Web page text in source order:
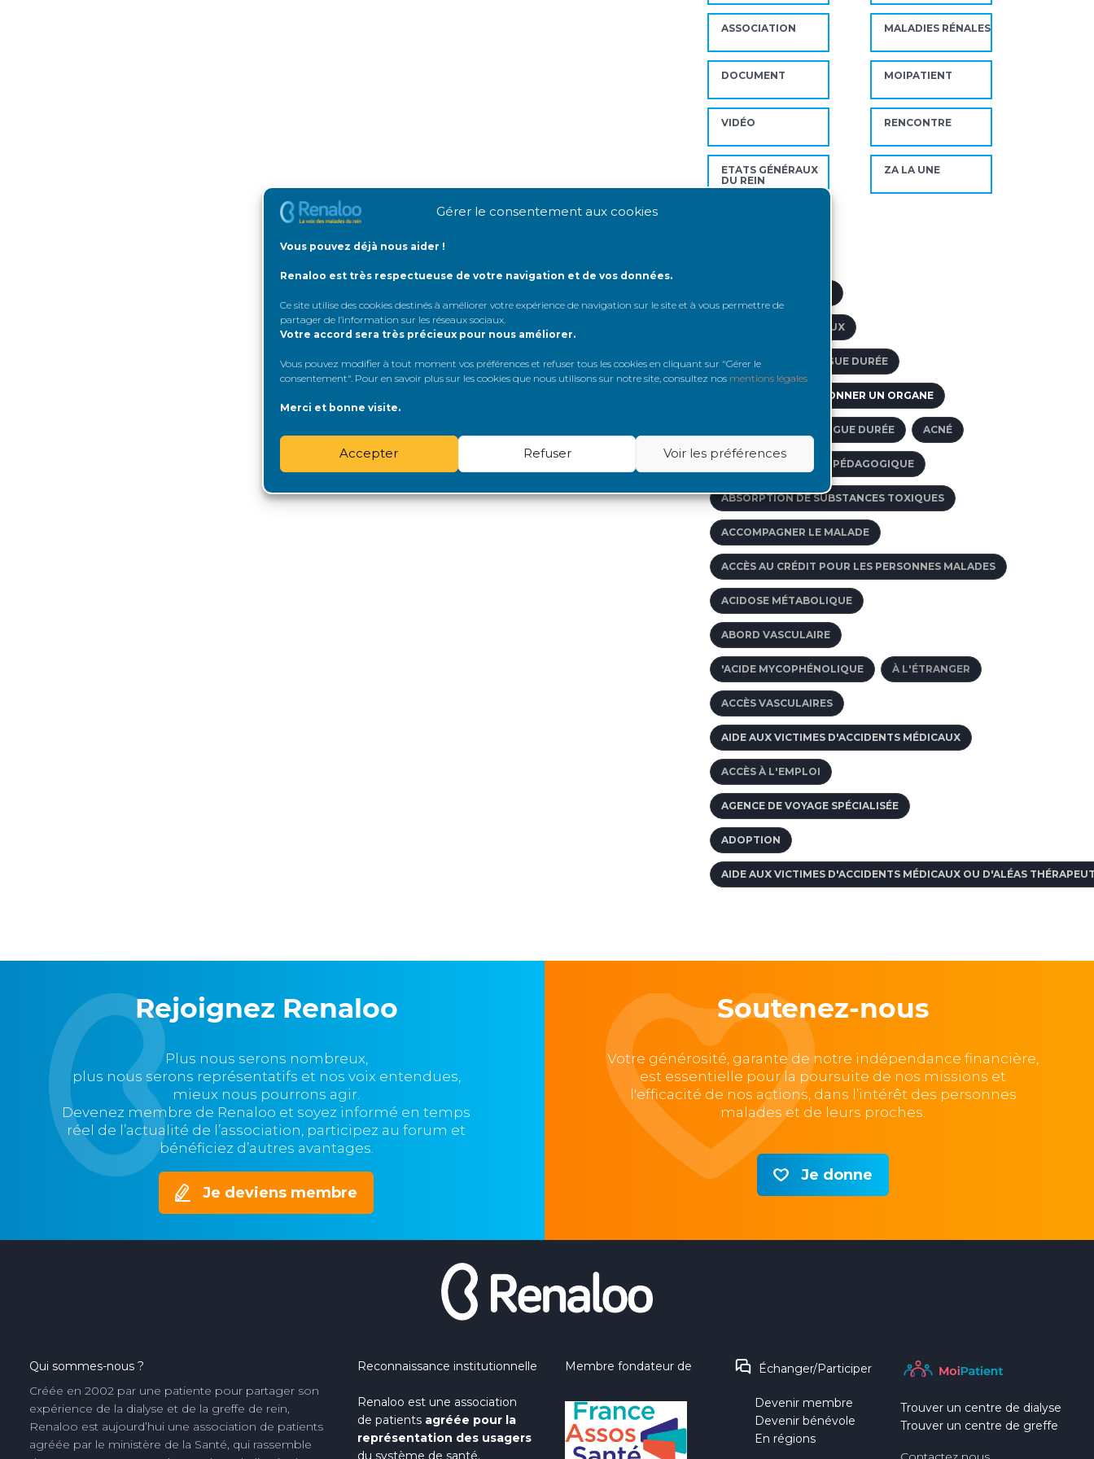
Gérer le consentement aux cookies
Vous pouvez déjà nous aider !
Renaloo est très respectueuse de votre navigation et de vos données.
Ce site utilise des cookies destinés à améliorer votre expérience de navigation sur le site et à vous permettre de
partager de l’information sur les réseaux sociaux
Votre accord sera très précieux pour nous améliorer.
Vous pouvez modifier à tout moment vos préférences et refuser tous les cookies en cliquant sur "Gérer le
consentement". Pour en savoir plus sur les cookies que nous utilisons sur notre site, consultez nos mentions légales
Merci et bonne visite.
Accepter Refuser Voir les préférences
ASSOCIATION MALADIES RÉNALES
DOCUMENT MOIPATIENT
VIDÉO RENCONTRE
ETATS GÉNÉRAUX
DU REIN
ZA LA UNE
ACTES PARAMÉDICAUX
AFFECTION DE LONGUE DURÉE
ÂGE LIMITE POUR DONNER UN ORGANE
AFFECTIONS DE LONGUE DURÉE ACNÉ
ACCOMPAGNEMENT PÉDAGOGIQUE
ABSORPTION DE SUBSTANCES TOXIQUES
ACCOMPAGNER LE MALADE
ACCÈS AU CRÉDIT POUR LES PERSONNES MALADES
ACIDOSE MÉTABOLIQUE
ABORD VASCULAIRE
'ACIDE MYCOPHÉNOLIQUE À L'ÉTRANGER
ACCÈS VASCULAIRES
AIDE AUX VICTIMES D'ACCIDENTS MÉDICAUX
ACCÈS À L'EMPLOI
AGENCE DE VOYAGE SPÉCIALISÉE
ADOPTION
AIDE AUX VICTIMES D'ACCIDENTS MÉDICAUX OU D'ALÉAS
Rejoignez Renaloo
Plus nous serons nombreux,
plus nous serons représentatifs et nos voix entendues,
mieux nous pourrons agir.
Devenez membre de Renaloo et soyez informé en temps
réel de l’actualité de l’association, participez au forum et
bénéficiez d’autres avantages.
Je deviens membre
Soutenez-nous
Votre générosité, garante de notre indépendance financière,
est essentielle pour la poursuite de nos missions et
l'efficacité de nos actions, dans l’intérêt des personnes
malades et de leurs proches.
Je donne
Qui sommes-nous ?
Créée en 2002 par une patiente pour partager son
expérience de la dialyse et de la greffe de rein,
Renaloo est aujourd’hui une association de patients
agréée par le ministère de la Santé, qui rassemble
Reconnaissance institutionnelle
Renaloo est une association
de patients agréée pour la
représentation des usagers
du système de santé.
Membre fondateur de Échanger/Participer
Devenir membre
Devenir bénévole
En régions
Trouver un centre de dialyse
Trouver un centre de greffe